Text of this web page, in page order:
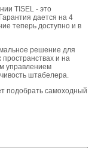
TISEL - это
дается на 4
теперь доступно и в
решение для
и на
управлением
штабелера.
подобрать самоходный